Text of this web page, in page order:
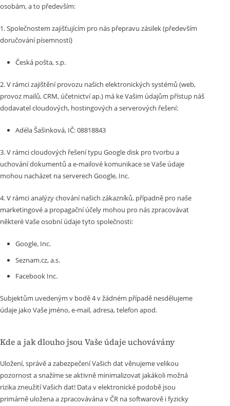
osobám, a to především:
1. Společnostem zajišťujícím pro nás přepravu zásilek (především
doručování písemností)
Česká pošta, s.p.
2. V rámci zajištění provozu našich elektronických systémů (web,
provoz mailů, CRM, účetnictví ap.) má ke Vašim údajům přístup náš
dodavatel cloudových, hostingových a serverových řešení:
Adéla Šašinková, IČ: 08818843
3. V rámci cloudových řešení typu Google disk pro tvorbu a
uchování dokumentů a e-mailové komunikace se Vaše údaje
mohou nacházet na serverech Google, Inc.
4. V rámci analýzy chování našich zákazníků, případně pro naše
marketingové a propagační účely mohou pro nás zpracovávat
některé Vaše osobní údaje tyto společnosti:
Google, Inc.
Seznam.cz, a.s.
Facebook Inc.
Subjektům uvedeným v bodě 4 v žádném případě nesdělujeme
údaje jako Vaše jméno, e-mail, adresa, telefon apod.
Kde a jak dlouho jsou Vaše údaje uchovávány
Uložení, správě a zabezpečení Vašich dat věnujeme velikou
pozornost a snažíme se aktivně minimalizovat jakákoli možná
rizika zneužití Vašich dat! Data v elektronické podobě jsou
primárně uložena a zpracovávána v ČR na softwarově i fyzicky